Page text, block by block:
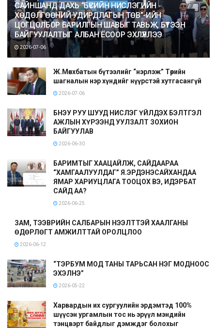
САЙНШАНД ДАХЬ “БҮСИЙН НИСЛЭГИЙН
ХӨДӨЛГӨӨНИЙ УДИРДЛАГЫН ТӨВ”-ИЙН
ЦОГЦОЛБОР БАРИЛГЫН ШАВЫГ ТАВЬЖ, БҮТЭЭН
БАЙГУУЛАЛТЫГ АЛБАН ЁСООР ЭХЛҮҮЛЛЭЭ
2026-07-06
Ж.Мөнхбатын бүтээлийг “нэрлэж” Төрийн
шагналын нэр хүндийг нүүрстэй хутгасангүй
2026-07-06
БНЭУ РУУ ШУУД НИСЛЭГ ҮЙЛДЭХ БЭЛТГЭЛ
АЖЛЫН ХҮРЭЭНД УУЛЗАЛТ ЗОХИОН
БАЙГУУЛАВ
2026-06-30
БАРИМТЫГ ХААЦАЙЛЖ, САЙДААРАА
“ХАМГААЛУУЛДАГ” Я.ЭРДЭНЭСАЙХАНДАА
ЯМАР ХАРИУЦЛАГА ТООЦОХ ВЭ, ИДЭРБАТ
САЙД АА?
2026-06-25
ЗАМ, ТЭЭВРИЙН САЛБАРЫН НЭЭЛТТЭЙ ХААЛГАНЫ
ӨДӨРЛӨГТ АМЖИЛТТАЙ ОРОЛЦЛОО
2026-06-12
“ТЭРБУМ МОД ТАНЫ ТАРЬСАН НЭГ МОДНООС
ЭХЭЛНЭ”
2026-05-22
Харвардын их сургуулийн эрдэмтэд 100%
шүүсэн ургамлын тос нь эрүүл мэндийн
тэнцвэрт байдлыг дэмждэг болохыг